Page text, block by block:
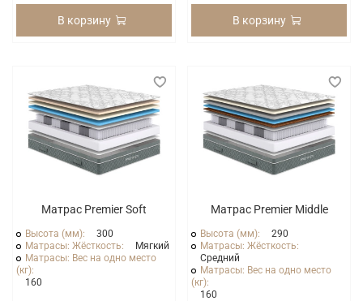
В корзину В корзину
Матрас Premier Soft
Высота (мм):
300
Матрасы: Жёсткость:
Мягкий
Матрасы: Вес на одно место
(кг):
160
Матрас Premier Middle
Высота (мм):
290
Матрасы: Жёсткость:
Средний
Матрасы: Вес на одно место
(кг):
160